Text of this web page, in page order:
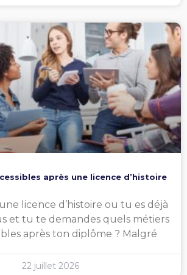
après une licence d’histoire
licence d’histoire ou tu es déjà
et tu te demandes quels métiers
après ton diplôme ? Malgré
22 juillet 2026